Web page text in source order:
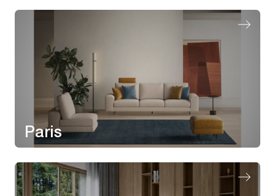
Paris